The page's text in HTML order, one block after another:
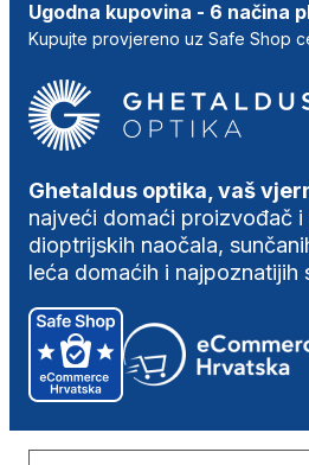
Ugodna kupovina - 6 načina
Kupujte provjereno uz Safe Shop
Ghetaldus optika, vaš
najveći domaći proizvođač
dioptrijskih naočala,
leća domaćih i najpoznatijih